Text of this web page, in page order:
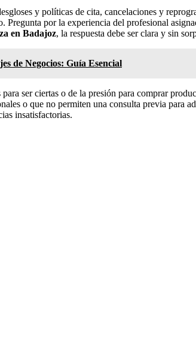
y políticas de cita, cancelaciones y
por la experiencia del profesional
en Badajoz, la respuesta debe ser clara y sin
de Negocios: Guía Esencial
ser ciertas o de la presión para comprar
o que no permiten una consulta previa para
insatisfactorias.